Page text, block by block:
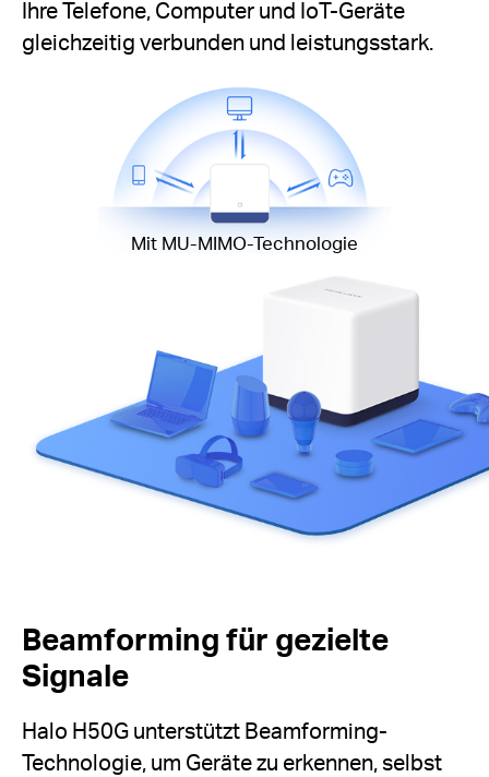
Ihre Telefone, Computer und IoT-Geräte
gleichzeitig verbunden und leistungsstark.
Mit MU-MIMO-Technologie
Beamforming für gezielte
Signale
Halo H50G unterstützt Beamforming-
Technologie, um Geräte zu erkennen, selbst